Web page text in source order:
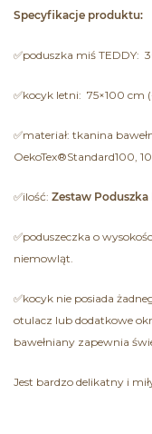
Specyfikacje produktu:
✅poduszka miś TEDDY:
✅kocyk letni: 75×100 cm
✅materiał: tkanina
OekoTex®Standard100,
✅ilość: Zestaw Poduszka
✅poduszeczka o
niemowląt.
✅kocyk nie posiada
otulacz lub dodatkowe
bawełniany zapewnia
Jest bardzo delikatny i